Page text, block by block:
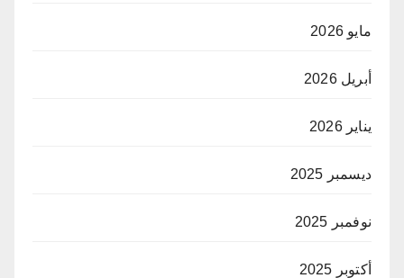
مايو 2026
أبريل 2026
يناير 2026
ديسمبر 2025
نوفمبر 2025
أكتوبر 2025